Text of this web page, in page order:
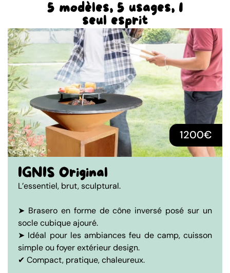
5 modèles, 5 usages, 1
seul esprit
IGNIS Original
L’essentiel, brut, sculptural.
➤ Brasero en forme de cône inversé posé sur un
socle cubique ajouré.
➤ Idéal pour les ambiances feu de camp, cuisson
simple ou foyer extérieur design.
✔ Compact, pratique, chaleureux.
1200€